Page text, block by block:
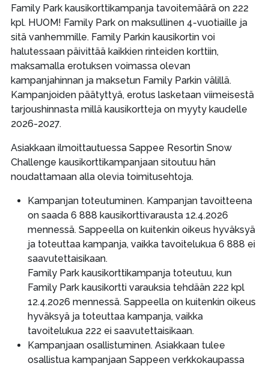
Family Park kausikorttikampanja tavoitemäärä on 222
kpl. HUOM! Family Park on maksullinen 4-vuotiaille ja
sitä vanhemmille. Family Parkin kausikortin voi
halutessaan päivittää kaikkien rinteiden korttiin,
maksamalla erotuksen voimassa olevan
kampanjahinnan ja maksetun Family Parkin välillä.
Kampanjoiden päätyttyä, erotus lasketaan viimeisestä
tarjoushinnasta millä kausikortteja on myyty kaudelle
2026-2027.
Asiakkaan ilmoittautuessa Sappee Resortin Snow
Challenge kausikorttikampanjaan sitoutuu hän
noudattamaan alla olevia toimitusehtoja.
Kampanjan toteutuminen. Kampanjan tavoitteena
on saada 6 888 kausikorttivarausta 12.4.2026
mennessä. Sappeella on kuitenkin oikeus hyväksyä
ja toteuttaa kampanja, vaikka tavoitelukua 6 888 ei
saavutettaisikaan.
Family Park kausikorttikampanja toteutuu, kun
Family Park kausikortti varauksia tehdään 222 kpl
12.4.2026 mennessä. Sappeella on kuitenkin oikeus
hyväksyä ja toteuttaa kampanja, vaikka
tavoitelukua 222 ei saavutettaisikaan.
Kampanjaan osallistuminen. Asiakkaan tulee
osallistua kampanjaan Sappeen verkkokaupassa